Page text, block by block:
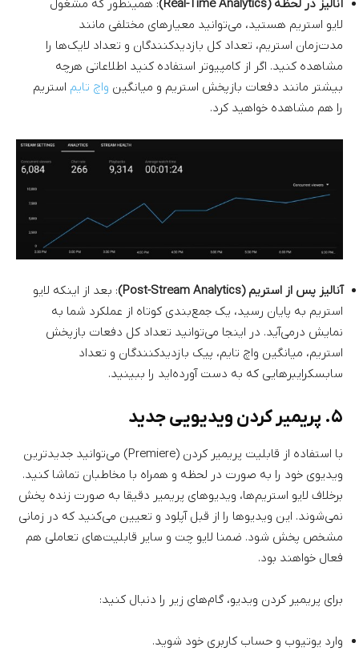
آنالیز در لحظه (Real-Time Analytics)
: همینطور که مشغول
لایو استریم هستید، می‌توانید معیارهای مختلفی مانند
مدت‌زمان استریم، تعداد کل بازدیدکنندگان و تعداد لایک‌ها را
مشاهده کنید. اگر از کامپیوتر استفاده کنید اطلاعاتی هرچه
بیشتر مانند دفعات بازپخش استریم و میانگین واچ تایم استریم
را هم مشاهده خواهید کرد.
آنالیز پس از استریم (Post-Stream Analytics)
: بعد از اینکه لایو
استریم به پایان رسید، یک جمع‌بندی کوتاه از عملکرد شما به
نمایش درمی‌آید. در اینجا می‌توانید تعداد کل دفعات بازپخش
استریم، میانگین واچ تایم، پیک بازدیدکنندگان و تعداد
سابسکرایبرهایی که به دست آورده‌اید را ببینید.
۵. پریمیر کردن ویدیویی جدید
با استفاده از قابلیت پریمیر کردن (Premiere) می‌توانید جدیدترین
ویدیوی خود را به صورت در لحظه و همراه با مخاطبان تماشا کنید.
برخلاف لایو استریم‌ها، ویدیوهای پریمیر دقیقا به صورت زنده پخش
نمی‌شوند. این ویدیوها را از قبل آپلود و تعیین می‌کنید که در زمانی
مشخص پخش شود. ضمنا لایو چت و سایر قابلیت‌های تعاملی هم
فعال خواهند بود.
برای پریمیر کردن ویدیو، گام‌های زیر را دنبال کنید:
وارد یوتیوب و حساب کاربری خود شوید.